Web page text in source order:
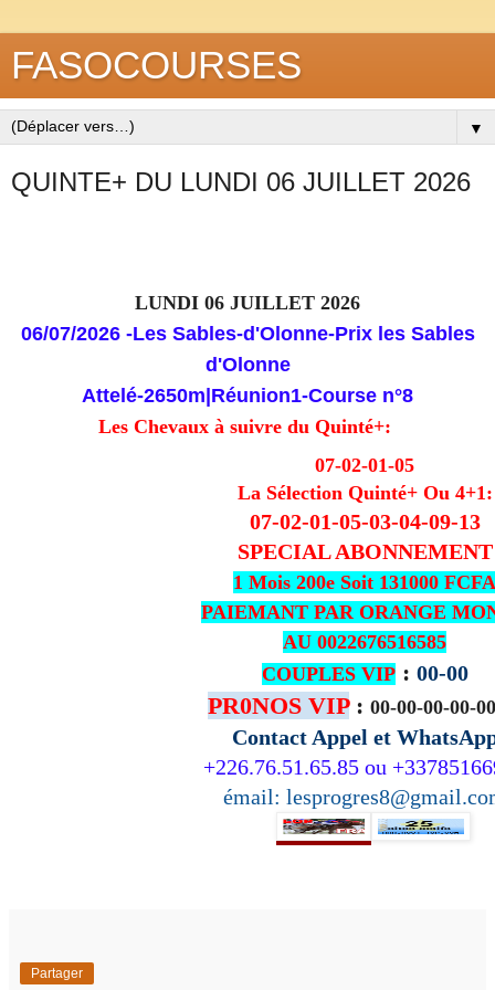
FASOCOURSES
▼
QUINTE+ DU LUNDI 06 JUILLET 2026
LUNDI 06 JUILLET 2026
06/07/2026-Les Sables-d'Olonne-Prix les Sables
d'Olonne
Attelé-2650m|Réunion1-Course n°8
Les Chevaux à suivre du Quinté+:
07-02-01-05
La Sélection Quinté+ Ou 4+1:
07-02-01-05-03-04-09-13
SPECIAL ABONNEMENT
1 Mois 200e Soit 131000 FCFA
PAIEMANT PAR ORANGE
AU 0022676516585
COUPLES VIP: 00-00
PR0NOS VIP: 00-00-00-00-
Contact Appel et
+226.76.51.65.85 ou
émail:
Partager